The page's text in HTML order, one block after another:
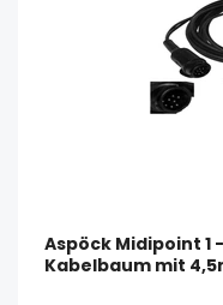
Aspöck Midipoint 1
Kabelbaum mit